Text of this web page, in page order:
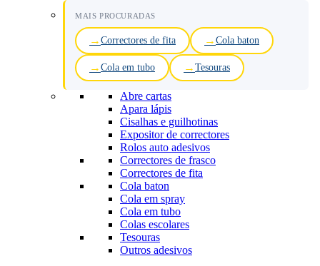
MAIS PROCURADAS
Correctores de fita Cola baton
Cola em tubo Tesouras
Abre cartas
Apara lápis
Cisalhas e guilhotinas
Expositor de correctores
Rolos auto adesivos
Correctores de frasco
Correctores de fita
Cola baton
Cola em spray
Cola em tubo
Colas escolares
Tesouras
Outros adesivos